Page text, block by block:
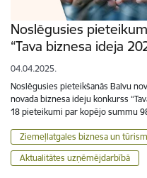
Noslēgusies
“Tava biznesa ideja
04.04.2025.
Noslēgusies pieteikšanās Balvu
novada biznesa ideju konkurss
18 pieteikumi par kopējo summu
Ziemeļlatgales biznesa un
Aktualitātes uzņēmējdarbībā